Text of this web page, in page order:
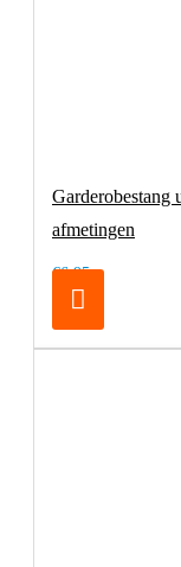
Garderobestang
afmetingen
€6,95